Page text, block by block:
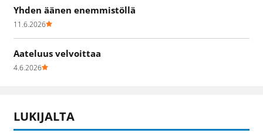
Yhden äänen enemmistöllä
11.6.2026
Aateluus velvoittaa
4.6.2026
LUKIJALTA